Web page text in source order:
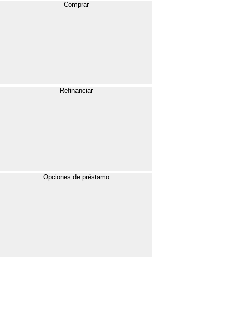
Comprar
Refinanciar
Opciones de préstamo